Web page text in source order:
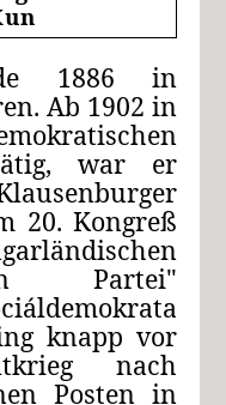
1886 in
Ab 1902 in
war er
20. Kongreß
Partei"
knapp vor
nach
Posten in